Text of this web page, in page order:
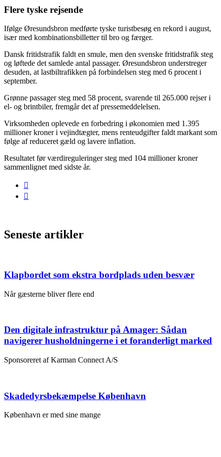
Flere tyske rejsende
Ifølge Øresundsbron medførte tyske turistbesøg en rekord i august,
især med kombinationsbilletter til bro og færger.
Dansk fritidstrafik faldt en smule, men den svenske fritidstrafik steg
og løftede det samlede antal passager. Øresundsbron understreger
desuden, at lastbiltrafikken på forbindelsen steg med 6 procent i
september.
Grønne passager steg med 58 procent, svarende til 265.000 rejser i
el- og brintbiler, fremgår det af pressemeddelelsen.
Virksomheden oplevede en forbedring i økonomien med 1.395
millioner kroner i vejindtægter, mens renteudgifter faldt markant som
følge af reduceret gæld og lavere inflation.
Resultatet før værdireguleringer steg med 104 millioner kroner
sammenlignet med sidste år.
Seneste artikler
Klapbordet som ekstra bordplads uden besvær
Når gæsterne bliver flere end
Den digitale infrastruktur på Amager: Sådan
navigerer husholdningerne i et foranderligt marked
Sponsoreret af Karman Connect A/S
Skadedyrsbekæmpelse København
København er med sine mange